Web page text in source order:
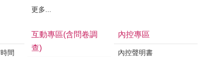
更多...
間
互動專區(含問卷調
查)
內控專區
內控聲明書